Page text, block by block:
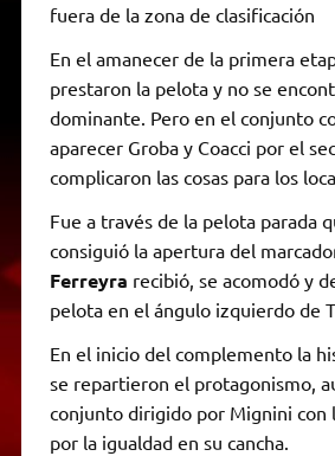
fuera de la zona de clasificación
En el amanecer de la primera
prestaron la pelota y no se
dominante. Pero en el conjunto
aparecer Groba y Coacci por el
complicaron las cosas para los
Fue a través de la pelota parada
consiguió la apertura del
Ferreyra recibió, se acomodó y
pelota en el ángulo izquierdo de
En el inicio del complemento la
se repartieron el protagonismo,
conjunto dirigido por Mignini con
por la igualdad en su cancha.